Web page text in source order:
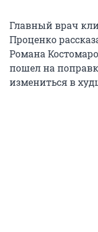
Главный врач
Проценко
Романа
пошел на
измениться в